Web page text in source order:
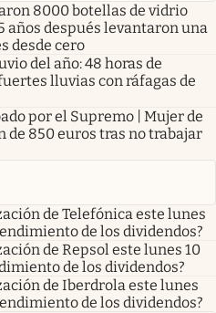
8000 botellas de vidrio
años después levantaron una
desde cero
del año: 48 horas de
lluvias con ráfagas de
por el Supremo | Mujer de
de 850 euros tras no trabajar
de Telefónica este lunes
de los dividendos?
de Repsol este lunes 10
de los dividendos?
de Iberdrola este lunes
de los dividendos?